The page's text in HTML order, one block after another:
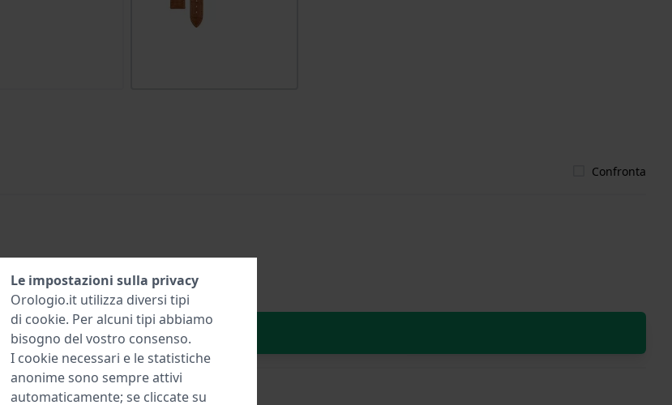
Confronta
Aggiungi al carrello
Le impostazioni sulla privacy
Orologio.it utilizza diversi tipi
di cookie. Per alcuni tipi abbiamo
bisogno del vostro consenso.
I cookie necessari e le statistiche
anonime sono sempre attivi
automaticamente; se cliccate su